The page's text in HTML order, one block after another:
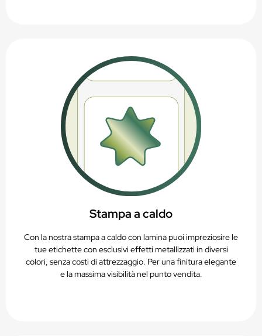
Stampa a caldo
Con la nostra stampa a caldo con lamina puoi impreziosire le
tue etichette con esclusivi effetti metallizzati in diversi
colori, senza costi di attrezzaggio. Per una finitura elegante
e la massima visibilità nel punto vendita.